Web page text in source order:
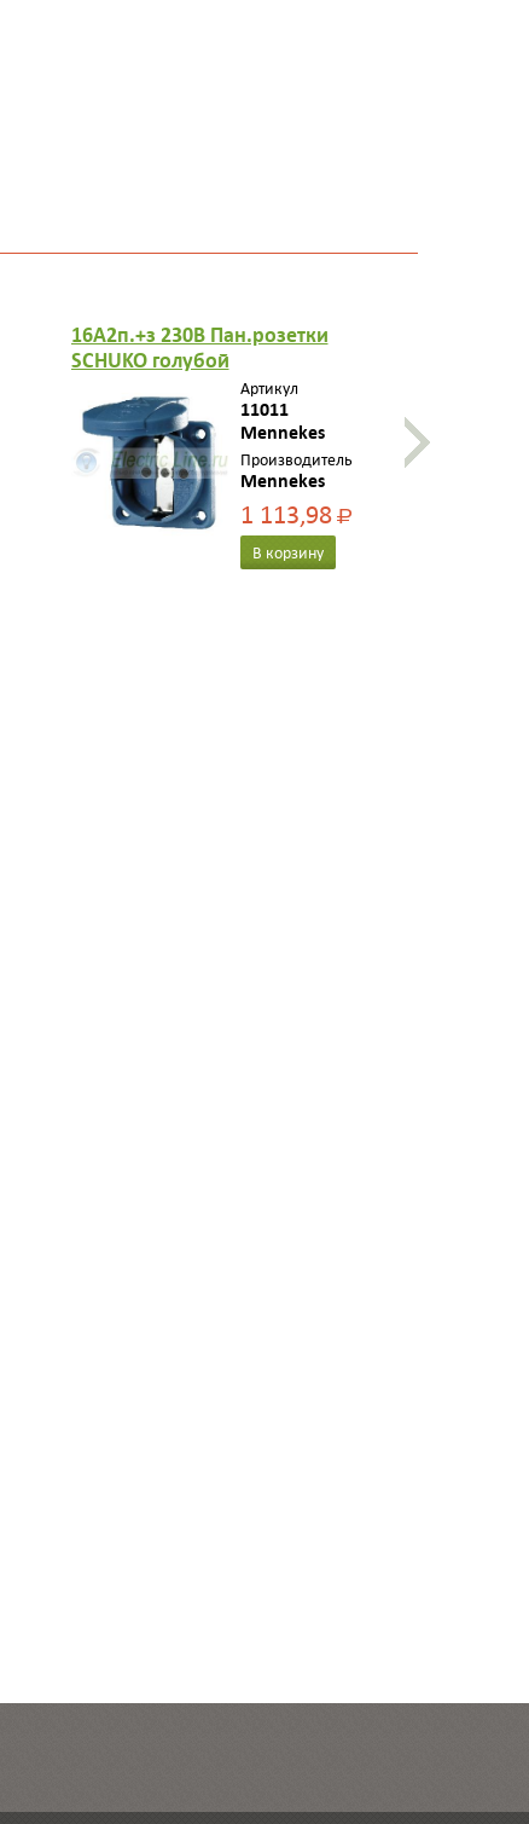
16A2п.+з 230B Пан.розетки
SCHUKO голубой
Артикул
11011
Mennekes
Производитель
Mennekes
1 113,98Р
В корзину